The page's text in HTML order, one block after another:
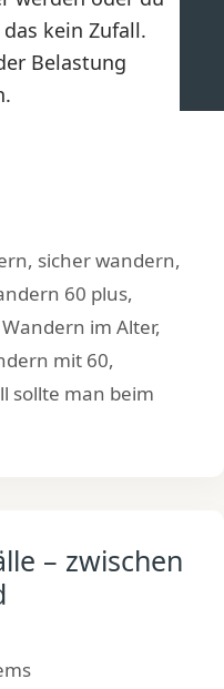
kein Zufall.
Belastung
, sicher wandern,
60 plus,
Wandern im Alter,
mit 60,
sollte man beim
– zwischen